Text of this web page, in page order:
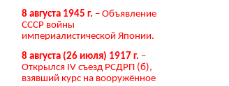
8 августа 1945 г. – Объявление
СССР войны
империалистической Японии.
8 августа (26 июля) 1917 г. –
Открылся IV съезд РСДРП (б),
взявший курс на вооружённое